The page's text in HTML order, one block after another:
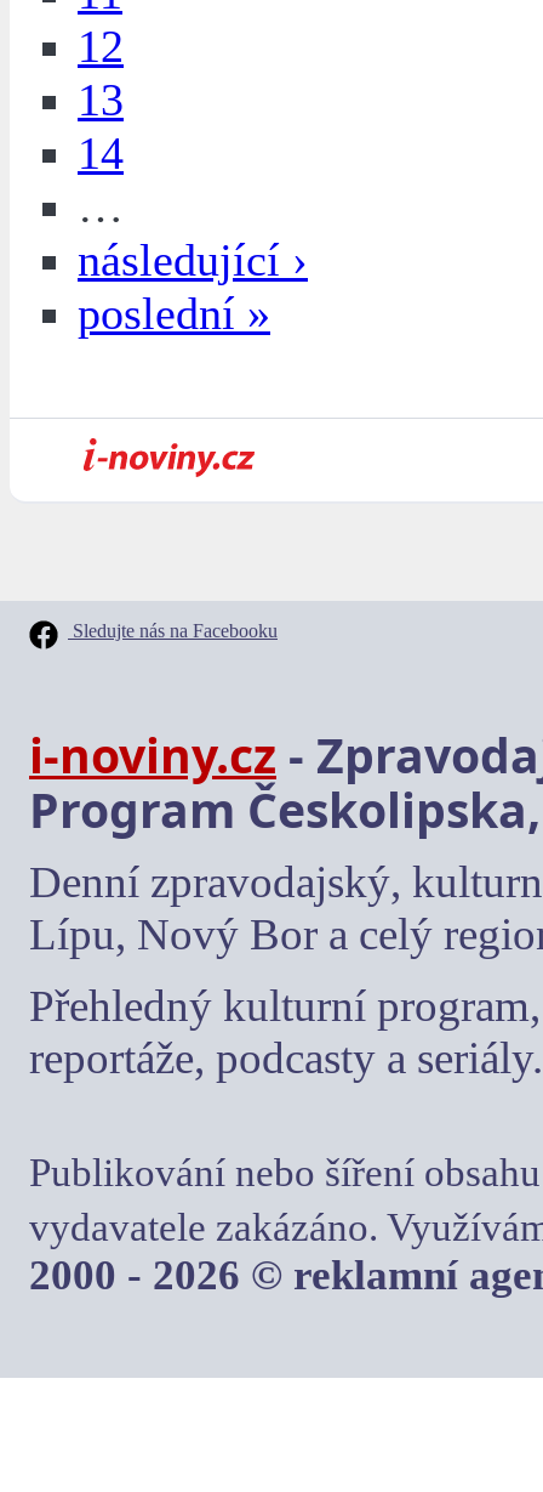
12
13
14
…
následující ›
poslední »
Sledujte nás na Facebooku
i-noviny.cz -
Program
Denní zpravodajský,
Lípu, Nový Bor a celý
Přehledný kulturní
reportáže, podcasty a seriály.
Publikování nebo šíření
vydavatele zakázáno.
2000 - 2026 © reklamní